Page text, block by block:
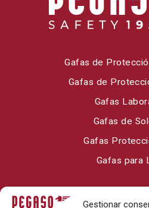
Gestionar
Gafas de
Gafas de
Gafas
Gafas de
Gafas
Gafas para
Sobre